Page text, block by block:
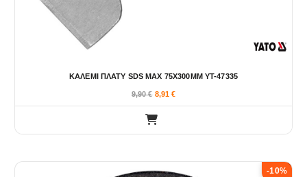
ΚΑΛΕΜΙ ΠΛΑΤΥ SDS MAX 75X300MM YT-47335
9,90€ 8,91€
-10%